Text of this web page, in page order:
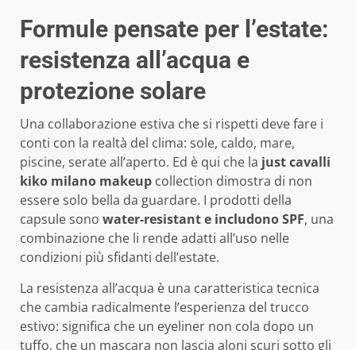
Formule pensate per l’estate:
resistenza all’acqua e
protezione solare
Una collaborazione estiva che si rispetti deve fare i
conti con la realtà del clima: sole, caldo, mare,
piscine, serate all’aperto. Ed è qui che la just cavalli
kiko milano makeup collection dimostra di non
essere solo bella da guardare. I prodotti della
capsule sono water-resistant e includono SPF, una
combinazione che li rende adatti all’uso nelle
condizioni più sfidanti dell’estate.
La resistenza all’acqua è una caratteristica tecnica
che cambia radicalmente l’esperienza del trucco
estivo: significa che un eyeliner non cola dopo un
tuffo, che un mascara non lascia aloni scuri sotto gli